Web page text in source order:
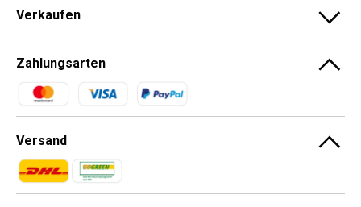
Verkaufen
Zahlungsarten
Zahlungsmethoden
Versand
Zahlungsmethoden